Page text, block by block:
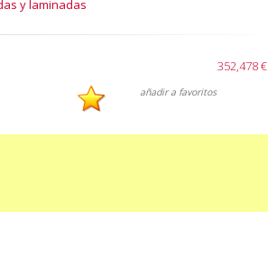
y laminadas
352,478 €
añadir a favoritos